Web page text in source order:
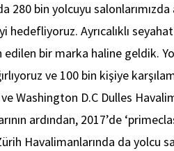
280 bin yolcuyu
hedefliyoruz. Ayrıcalıklı
bir marka haline geldik.
ve 100 bin kişiye
Washington D.C Dulles
ardından, 2017’de
Havalimanlarında da yolcu